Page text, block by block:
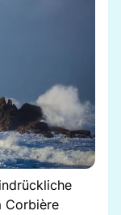
Corbière